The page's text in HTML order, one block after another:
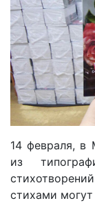
14 февраля, в
из
стихами могут